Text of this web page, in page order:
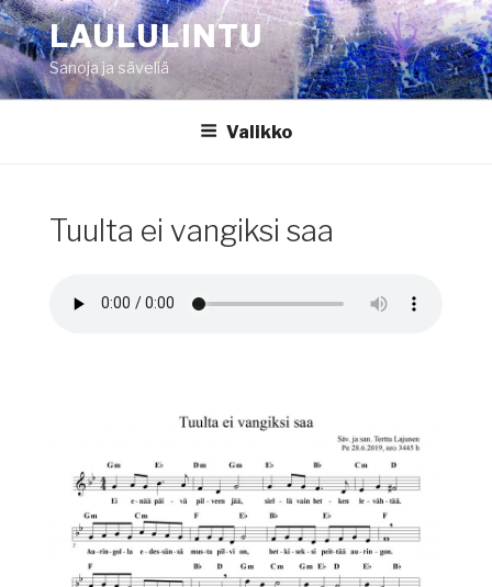
Siirry
sisältöönLAULULINTU
Sanoja ja säveliä
Valikko
Tuulta ei vangiksi saa